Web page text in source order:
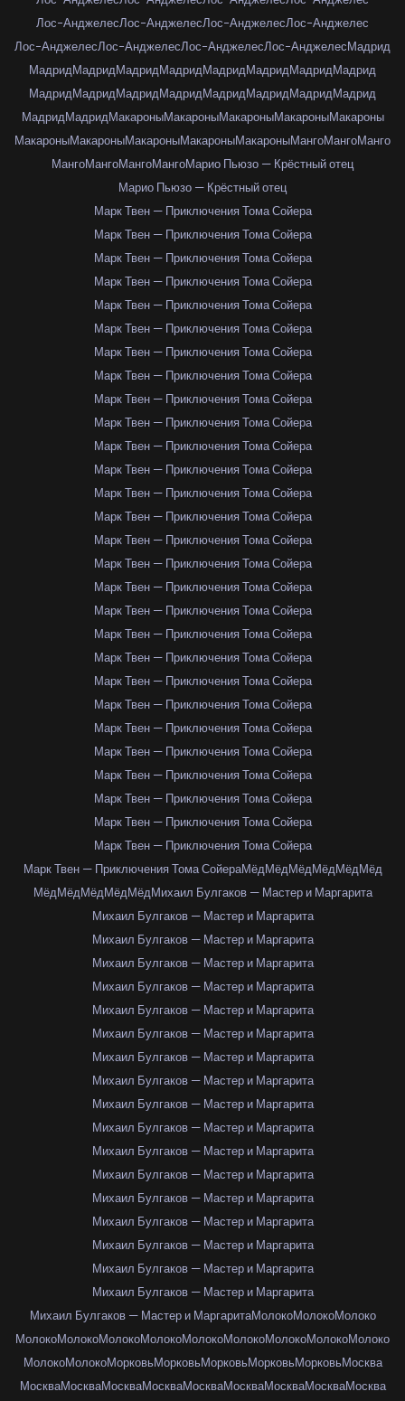
Лос-АнджелесЛос-АнджелесЛос-АнджелесЛос-Анджелес
Лос-АнджелесЛос-АнджелесЛос-АнджелесЛос-АнджелесМадрид
МадридМадридМадридМадридМадридМадридМадридМадрид
МадридМадридМадридМадридМадридМадридМадридМадрид
МадридМадридМакароныМакароныМакароныМакароныМакароны
МакароныМакароныМакароныМакароныМакароныМангоМангоМанго
МангоМангоМангоМангоМарио Пьюзо — Крёстный отец
Марио Пьюзо — Крёстный отец
Марк Твен — Приключения Тома Сойера
Марк Твен — Приключения Тома Сойера
Марк Твен — Приключения Тома Сойера
Марк Твен — Приключения Тома Сойера
Марк Твен — Приключения Тома Сойера
Марк Твен — Приключения Тома Сойера
Марк Твен — Приключения Тома Сойера
Марк Твен — Приключения Тома Сойера
Марк Твен — Приключения Тома Сойера
Марк Твен — Приключения Тома Сойера
Марк Твен — Приключения Тома Сойера
Марк Твен — Приключения Тома Сойера
Марк Твен — Приключения Тома Сойера
Марк Твен — Приключения Тома Сойера
Марк Твен — Приключения Тома Сойера
Марк Твен — Приключения Тома Сойера
Марк Твен — Приключения Тома Сойера
Марк Твен — Приключения Тома Сойера
Марк Твен — Приключения Тома Сойера
Марк Твен — Приключения Тома Сойера
Марк Твен — Приключения Тома Сойера
Марк Твен — Приключения Тома Сойера
Марк Твен — Приключения Тома Сойера
Марк Твен — Приключения Тома Сойера
Марк Твен — Приключения Тома Сойера
Марк Твен — Приключения Тома Сойера
Марк Твен — Приключения Тома Сойера
Марк Твен — Приключения Тома Сойера
Марк Твен — Приключения Тома СойераМёдМёдМёдМёдМёдМёд
МёдМёдМёдМёдМёдМихаил Булгаков — Мастер и Маргарита
Михаил Булгаков — Мастер и Маргарита
Михаил Булгаков — Мастер и Маргарита
Михаил Булгаков — Мастер и Маргарита
Михаил Булгаков — Мастер и Маргарита
Михаил Булгаков — Мастер и Маргарита
Михаил Булгаков — Мастер и Маргарита
Михаил Булгаков — Мастер и Маргарита
Михаил Булгаков — Мастер и Маргарита
Михаил Булгаков — Мастер и Маргарита
Михаил Булгаков — Мастер и Маргарита
Михаил Булгаков — Мастер и Маргарита
Михаил Булгаков — Мастер и Маргарита
Михаил Булгаков — Мастер и Маргарита
Михаил Булгаков — Мастер и Маргарита
Михаил Булгаков — Мастер и Маргарита
Михаил Булгаков — Мастер и Маргарита
Михаил Булгаков — Мастер и Маргарита
Михаил Булгаков — Мастер и МаргаритаМолокоМолокоМолоко
МолокоМолокоМолокоМолокоМолокоМолокоМолокоМолокоМолоко
МолокоМолокоМорковьМорковьМорковьМорковьМорковьМосква
МоскваМоскваМоскваМоскваМоскваМоскваМоскваМоскваМосква